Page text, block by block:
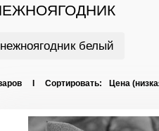
белый
I Сортировать: